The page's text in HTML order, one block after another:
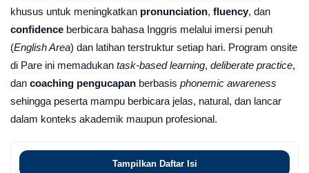
khusus untuk meningkatkan pronunciation, fluency, dan
confidence berbicara bahasa Inggris melalui imersi penuh
(English Area) dan latihan terstruktur setiap hari. Program onsite
di Pare ini memadukan task-based learning, deliberate practice,
dan coaching pengucapan berbasis phonemic awareness
sehingga peserta mampu berbicara jelas, natural, dan lancar
dalam konteks akademik maupun profesional.
Tampilkan Daftar Isi